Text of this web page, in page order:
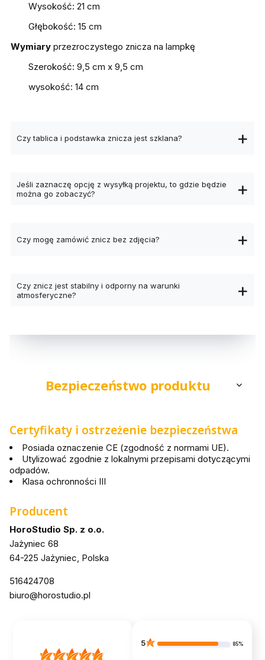
Wysokość: 21 cm
Głębokość: 15 cm
Wymiary przezroczystego znicza na lampkę
Szerokość: 9,5 cm x 9,5 cm
wysokość: 14 cm
Czy tablica i podstawka znicza jest szklana?
Jeśli zaznaczę opcję z wysyłką projektu, to gdzie będzie
można go zobaczyć?
Czy mogę zamówić znicz bez zdjęcia?
Czy znicz jest stabilny i odporny na warunki
atmosferyczne?
Bezpieczeństwo produktu
Certyfikaty i ostrzeżenie bezpieczeństwa
Posiada oznaczenie CE (zgodność z normami UE).
Utylizować zgodnie z lokalnymi przepisami dotyczącymi
odpadów.
Klasa ochronności III
Producent
HoroStudio Sp. z o.o.
Jażyniec 68
64-225 Jażyniec, Polska
516424708
biuro@horostudio.pl
5 85%